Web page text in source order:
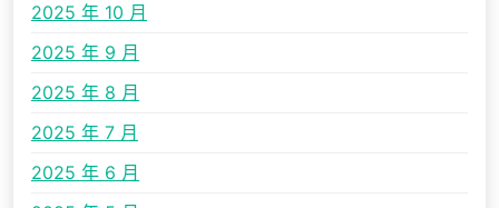
2025 年 10 月
2025 年 9 月
2025 年 8 月
2025 年 7 月
2025 年 6 月